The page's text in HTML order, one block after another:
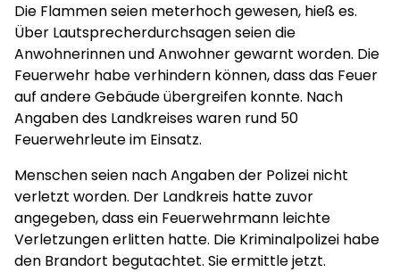
Die Flammen seien meterhoch gewesen, hieß es.
Über Lautsprecherdurchsagen seien die
Anwohnerinnen und Anwohner gewarnt worden. Die
Feuerwehr habe verhindern können, dass das Feuer
auf andere Gebäude übergreifen konnte. Nach
Angaben des Landkreises waren rund 50
Feuerwehrleute im Einsatz.
Menschen seien nach Angaben der Polizei nicht
verletzt worden. Der Landkreis hatte zuvor
angegeben, dass ein Feuerwehrmann leichte
Verletzungen erlitten hatte. Die Kriminalpolizei habe
den Brandort begutachtet. Sie ermittle jetzt.